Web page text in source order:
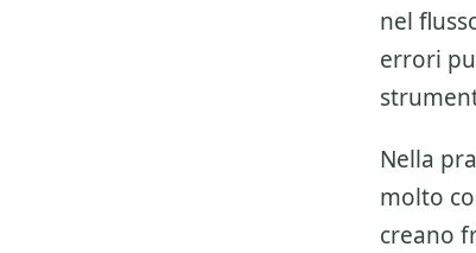
nel
errori
Nella
molto
creano